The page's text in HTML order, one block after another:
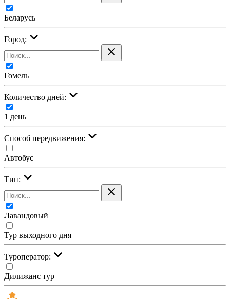
Беларусь
Город:
Гомель
Количество дней:
1 день
Cпособ передвижения:
Автобус
Тип:
Лавандовый
Тур выходного дня
Туроператор:
Дилижанс тур